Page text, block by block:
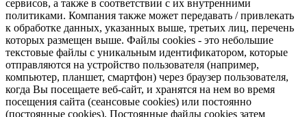
сервисов, а также в соответствии с их внутренними
политиками. Компания также может передавать / привлекать
к обработке данных, указанных выше, третьих лиц, перечень
которых размещен выше. Файлы cookies - это небольшие
текстовые файлы с уникальным идентификатором, которые
отправляются на устройство пользователя (например,
компьютер, планшет, смартфон) через браузер пользователя,
когда Вы посещаете веб-сайт, и хранятся на нем во время
посещения сайта (сеансовые cookies) или постоянно
(постоянные cookies). Постоянные файлы cookies затем